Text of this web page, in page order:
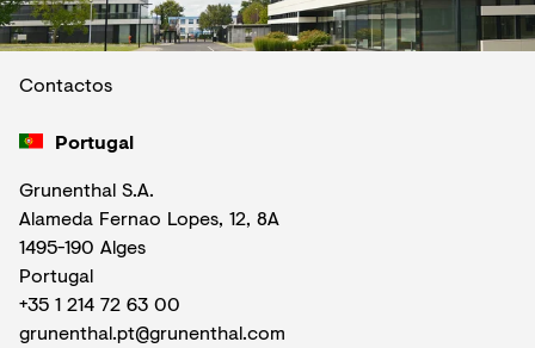
Contactos
Portugal
Grunenthal S.A.
Alameda Fernao Lopes, 12, 8A
1495-190 Alges
Portugal
+35 1 214 72 63 00
grunenthal.pt@grunenthal.com